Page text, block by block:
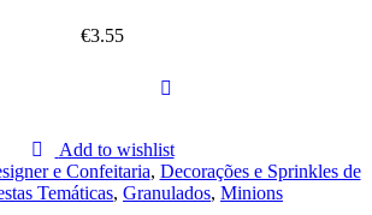
€3.55
Add to wishlist
e Confeitaria, Decorações e Sprinkles de
Temáticas, Granulados, Minions